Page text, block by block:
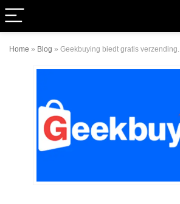
Home » Blog » Geekbuying biedt gratis verzending.